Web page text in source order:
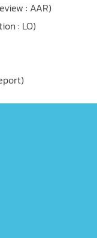
: AAR)
: LO)